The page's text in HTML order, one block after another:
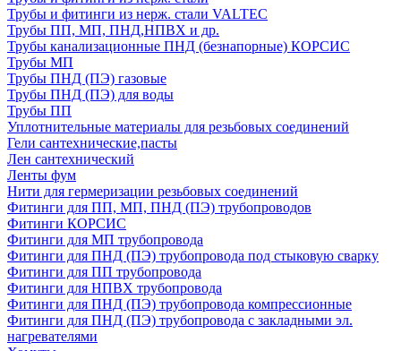
Трубы и фитинги из нерж. стали VALTEC
Трубы ПП, МП, ПНД,НПВХ и др.
Трубы канализационные ПНД (безнапорные) КОРСИС
Трубы МП
Трубы ПНД (ПЭ) газовые
Трубы ПНД (ПЭ) для воды
Трубы ПП
Уплотнительные материалы для резьбовых соединений
Гели сантехнические,пасты
Лен сантехнический
Ленты фум
Нити для гермеризации резьбовых соединений
Фитинги для ПП, МП, ПНД (ПЭ) трубопроводов
Фитинги КОРСИС
Фитинги для МП трубопровода
Фитинги для ПНД (ПЭ) трубопровода под стыковую сварку
Фитинги для ПП трубопровода
Фитинги для НПВХ трубопровода
Фитинги для ПНД (ПЭ) трубопровода компрессионные
Фитинги для ПНД (ПЭ) трубопровода с закладными эл.
нагревателями